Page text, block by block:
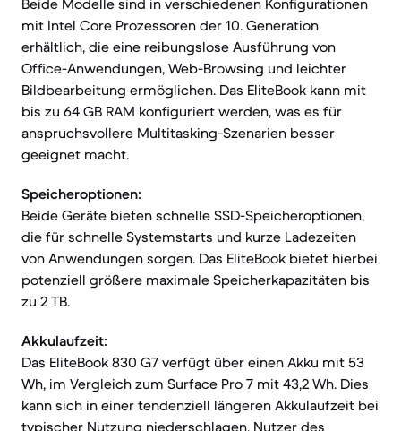
Beide Modelle sind in verschiedenen Konfigurationen
mit Intel Core Prozessoren der 10. Generation
erhältlich, die eine reibungslose Ausführung von
Office-Anwendungen, Web-Browsing und leichter
Bildbearbeitung ermöglichen. Das EliteBook kann mit
bis zu 64 GB RAM konfiguriert werden, was es für
anspruchsvollere Multitasking-Szenarien besser
geeignet macht.
Speicheroptionen:
Beide Geräte bieten schnelle SSD-Speicheroptionen,
die für schnelle Systemstarts und kurze Ladezeiten
von Anwendungen sorgen. Das EliteBook bietet hierbei
potenziell größere maximale Speicherkapazitäten bis
zu 2 TB.
Akkulaufzeit:
Das EliteBook 830 G7 verfügt über einen Akku mit 53
Wh, im Vergleich zum Surface Pro 7 mit 43,2 Wh. Dies
kann sich in einer tendenziell längeren Akkulaufzeit bei
typischer Nutzung niederschlagen. Nutzer des